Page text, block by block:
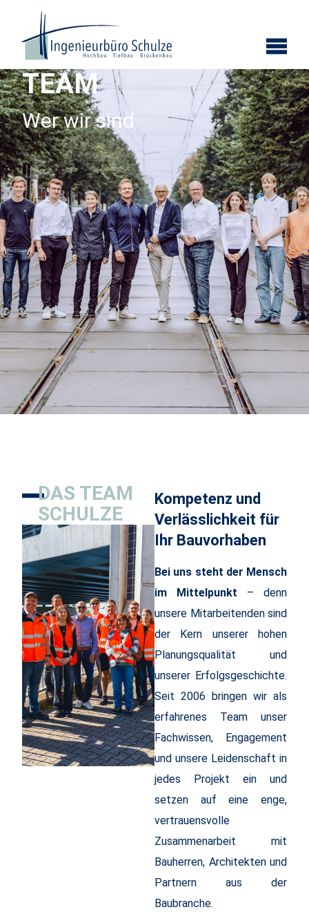
TEAM
Wer wir sind
DAS TEAM
SCHULZE
Kompetenz und
Verlässlichkeit für
Ihr Bauvorhaben
Bei uns steht der Mensch
im Mittelpunkt – denn
unsere Mitarbeitenden sind
der Kern unserer hohen
Planungsqualität und
unserer Erfolgsgeschichte.
Seit 2006 bringen wir als
erfahrenes Team unser
Fachwissen, Engagement
und unsere Leidenschaft in
jedes Projekt ein und
setzen auf eine enge,
vertrauensvolle
Zusammenarbeit mit
Bauherren, Architekten und
Partnern aus der
Baubranche.